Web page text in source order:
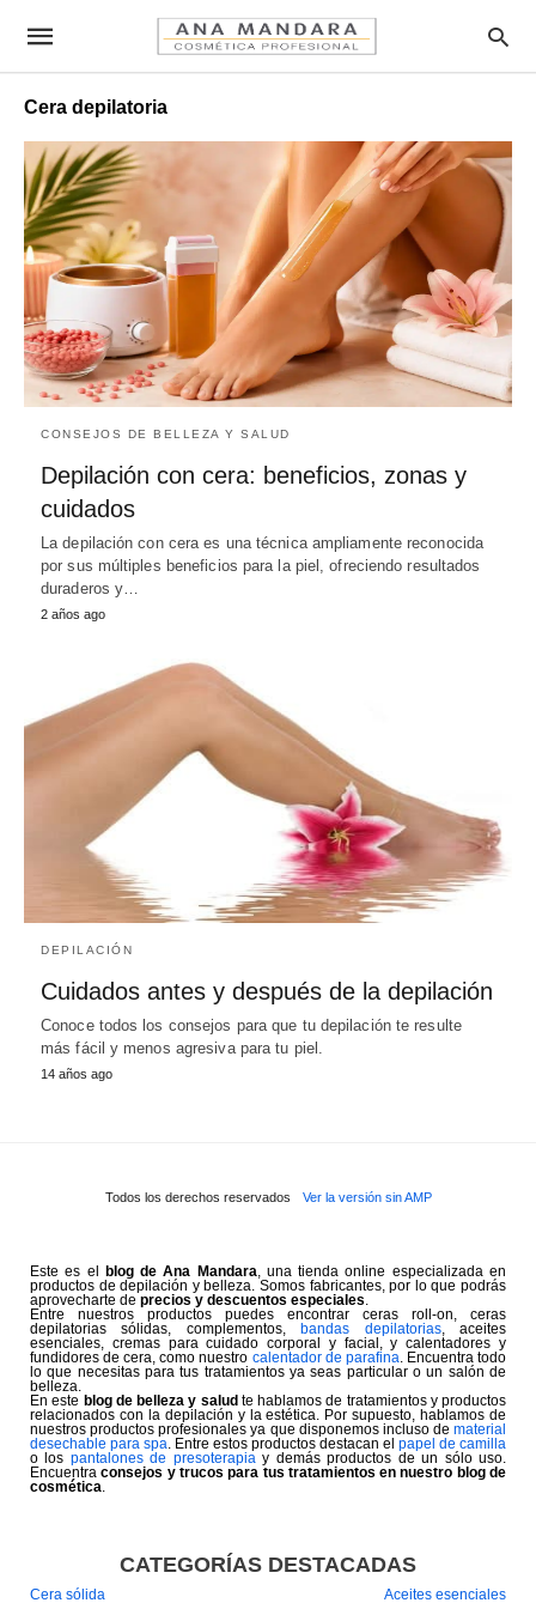
Cera depilatoria
CONSEJOS DE BELLEZA Y SALUD
Depilación con cera: beneficios, zonas y
cuidados
La depilación con cera es una técnica ampliamente reconocida
por sus múltiples beneficios para la piel, ofreciendo resultados
duraderos y…
2 años ago
DEPILACIÓN
Cuidados antes y después de la depilación
Conoce todos los consejos para que tu depilación te resulte
más fácil y menos agresiva para tu piel.
14 años ago
Todos los derechos reservados Ver la versión sin AMP
Este es el blog de Ana Mandara, una tienda online especializada en
productos de depilación y belleza. Somos fabricantes, por lo que podrás
aprovecharte de precios y descuentos especiales.
Entre nuestros productos puedes encontrar ceras roll-on, ceras
depilatorias sólidas, complementos, bandas depilatorias, aceites
esenciales, cremas para cuidado corporal y facial, y calentadores y
fundidores de cera, como nuestro calentador de parafina. Encuentra todo
lo que necesitas para tus tratamientos ya seas particular o un salón de
belleza.
En este blog de belleza y salud te hablamos de tratamientos y productos
relacionados con la depilación y la estética. Por supuesto, hablamos de
nuestros productos profesionales ya que disponemos incluso de material
desechable para spa. Entre estos productos destacan el papel de camilla
o los pantalones de presoterapiay demás productos de un sólo uso.
Encuentraconsejos y trucos para tus tratamientos en nuestro blog de
cosmética.
CATEGORÍAS DESTACADAS
Cera sólida Aceites esenciales